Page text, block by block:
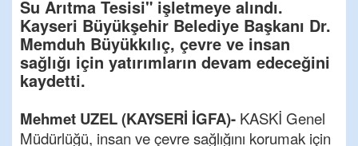
Su Arıtma Tesisi" işletmeye alındı.
Kayseri Büyükşehir Belediye Başkanı Dr.
Memduh Büyükkılıç, çevre ve insan
sağlığı için yatırımların devam edeceğini
kaydetti.
Mehmet UZEL (KAYSERİ İGFA)- KASKİ Genel
Müdürlüğü, insan ve çevre sağlığını korumak için